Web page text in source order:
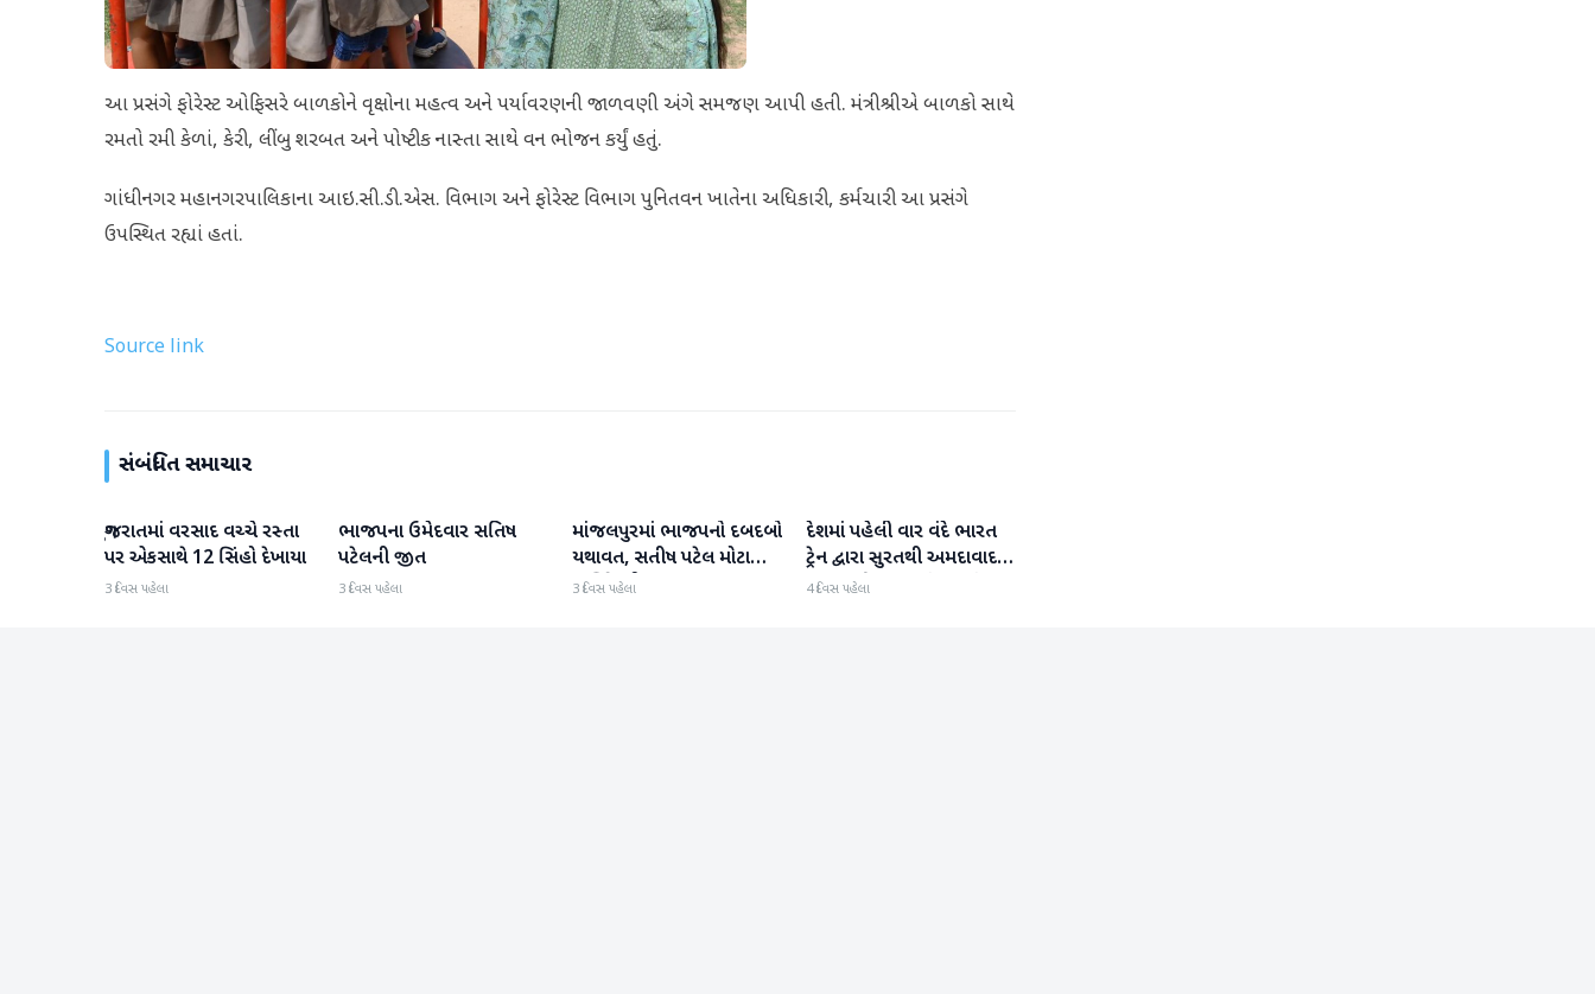
આ પ્રસંગે ફોરેસ્ટ ઓફિસરે બાળકોને વૃક્ષોના મહત્વ અને પર્યાવરણની જાળવણી અંગે સમજણ આપી હતી. મંત્રીશ્રીએ બાળકો સાથે
રમતો રમી કેળાં, કેરી, લીંબુ શરબત અને પોષ્ટીક નાસ્તા સાથે વન ભોજન કર્યું હતું.
ગાંધીનગર મહાનગરપાલિકાના આઇ.સી.ડી.એસ. વિભાગ અને ફોરેસ્ટ વિભાગ પુનિતવન ખાતેના અધિકારી, કર્મચારી આ પ્રસંગે
ઉપસ્થિત રહ્યાં હતાં.
Source link
સંબંધિત સમાચાર
ગુજરાત
ગુજરાતમાં વરસાદ વચ્ચે રસ્તા
પર એકસાથે 12 સિંહો દેખાયા
3 દિવસ પહેલા
ગુજરાત
ભાજપના ઉમેદવાર સતિષ
પટેલની જીત
3 દિવસ પહેલા
ગુજરાત
માંજલપુરમાં ભાજપનો દબદબો
યથાવત, સતીષ પટેલ મોટા
માર્જિનથી આગળ
3 દિવસ પહેલા
ગુજરાત
દેશમાં પહેલી વાર વંદે ભારત
ટ્રેન દ્વારા સુરતથી અમદાવાદ
હૃદય પહોંચાડવામાં આવ્યું
4 દિવસ પહેલા